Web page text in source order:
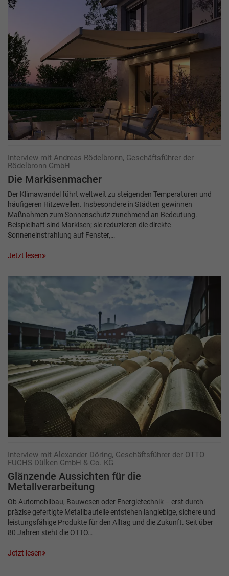
Interview mit Andreas Rödelbronn, Geschäftsführer der
Rödelbronn GmbH
Die Markisenmacher
Der Klimawandel führt weltweit zu steigenden Temperaturen und
häufigeren Hitzewellen. Insbesondere in Städten gewinnen
Maßnahmen zum Sonnenschutz zunehmend an Bedeutung.
Beispielhaft sind Markisen; sie reduzieren die direkte
Sonneneinstrahlung auf Fenster,…
Jetzt lesen
Interview mit Alexander Döring, Geschäftsführer der OTTO
FUCHS Dülken GmbH & Co. KG
Glänzende Aussichten für die
Metallverarbeitung
Ob Automobilbau, Bauwesen oder Energietechnik – erst durch
präzise gefertigte Metallbauteile entstehen langlebige, sichere und
leistungsfähige Produkte für den Alltag und die Zukunft. Seit über
80 Jahren steht die OTTO…
Jetzt lesen